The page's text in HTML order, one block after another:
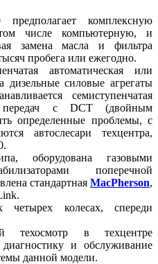
комплексную
числе компьютерную, и
замена масла и фильтра
пробега или ежегодно.
автоматическая или
дизельные силовые агрегаты
семиступенчатая
передач с DCT (двойным
определенные проблемы, с
автослесари техцентра,
оборудована газовыми
поперечной
стандартная MacPherson,
колесах, спереди
техосмотр в техцентре
диагностику и обслуживание
данной модели.